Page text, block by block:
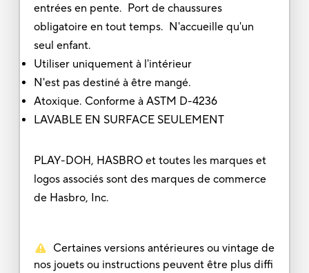
entrées en pente. Port de chaussures
obligatoire en tout temps. N'accueille qu'un
seul enfant.
Utiliser uniquement à l'intérieur
N'est pas destiné à être mangé.
Atoxique. Conforme à ASTM D-4236
LAVABLE EN SURFACE SEULEMENT
PLAY-DOH, HASBRO et toutes les marques et
logos associés sont des marques de commerce
de Hasbro, Inc.
Certaines versions antérieures ou vintage de
nos jouets ou instructions peuvent être plus diffi